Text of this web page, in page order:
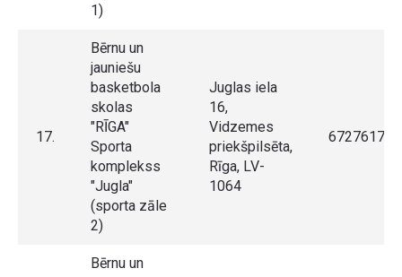
1)
17.
Bērnu un
jauniešu
basketbola
skolas
"RĪGA"
Sporta
komplekss
"Jugla"
(sporta zāle
2)
Juglas iela
16,
Vidzemes
priekšpilsēta,
Rīga, LV-
1064
67276175
Bērnu un